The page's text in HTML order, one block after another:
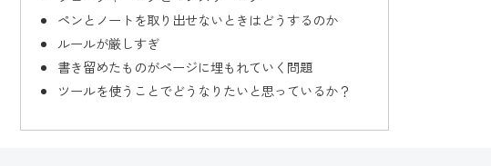
ペンとノートを取り出せないときはどうするのか
ルールが厳しすぎ
書き留めたものがページに埋もれていく問題
ツールを使うことでどうなりたいと思っているか？